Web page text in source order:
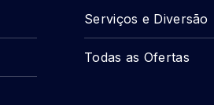
Serviços e Diversão
Todas as Ofertas